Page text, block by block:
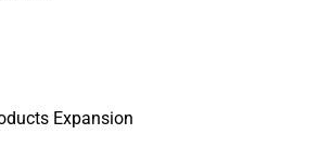
Expansion